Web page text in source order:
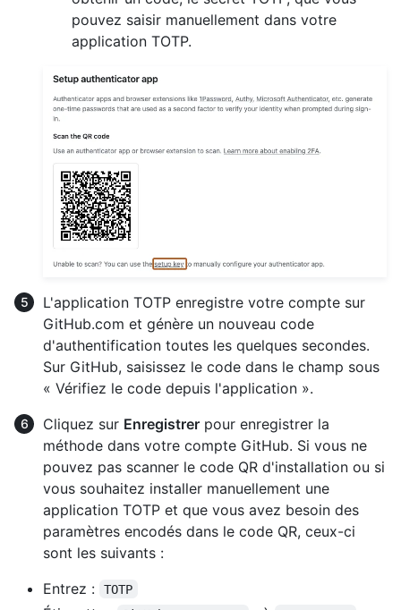
pouvez saisir manuellement dans votre
application TOTP.
L'application TOTP enregistre votre compte sur
GitHub.com et génère un nouveau code
d'authentification toutes les quelques secondes.
Sur GitHub, saisissez le code dans le champ sous
« Vérifiez le code depuis l'application ».
Cliquez sur Enregistrer pour enregistrer la
méthode dans votre compte GitHub. Si vous ne
pouvez pas scanner le code QR d'installation ou si
vous souhaitez installer manuellement une
application TOTP et que vous avez besoin des
paramètres encodés dans le code QR, ceux-ci
sont les suivants :
Entrez :
TOTP